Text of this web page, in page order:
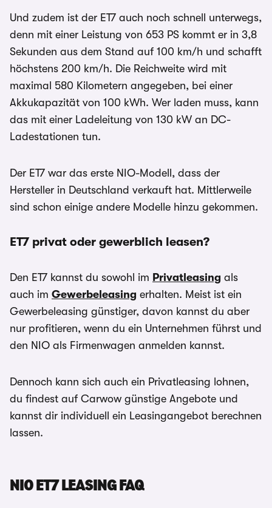
Und zudem ist der ET7 auch noch schnell unterwegs,
denn mit einer Leistung von 653 PS kommt er in 3,8
Sekunden aus dem Stand auf 100 km/h und schafft
höchstens 200 km/h. Die Reichweite wird mit
maximal 580 Kilometern angegeben, bei einer
Akkukapazität von 100 kWh. Wer laden muss, kann
das mit einer Ladeleitung von 130 kW an DC-
Ladestationen tun.
Der ET7 war das erste NIO-Modell, dass der
Hersteller in Deutschland verkauft hat. Mittlerweile
sind schon einige andere Modelle hinzu gekommen.
ET7 privat oder gewerblich leasen?
Den ET7 kannst du sowohl im Privatleasing als
auch im Gewerbeleasing erhalten. Meist ist ein
Gewerbeleasing günstiger, davon kannst du aber
nur profitieren, wenn du ein Unternehmen führst und
den NIO als Firmenwagen anmelden kannst.
Dennoch kann sich auch ein Privatleasing lohnen,
du findest auf Carwow günstige Angebote und
kannst dir individuell ein Leasingangebot berechnen
lassen.
NIO ET7 LEASING FAQ